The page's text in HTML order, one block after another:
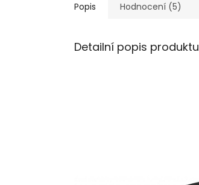
Popis Hodnocení (5)
Detailní popis produktu